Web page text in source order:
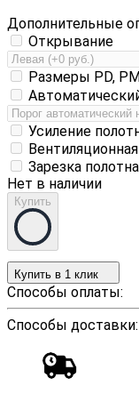
Дополнительные
Открывание
Размеры PD,
Усиление
Зарезка
Нет в наличии
Купить
Купить в 1 клик
Способы оплаты:
Способы доставки: